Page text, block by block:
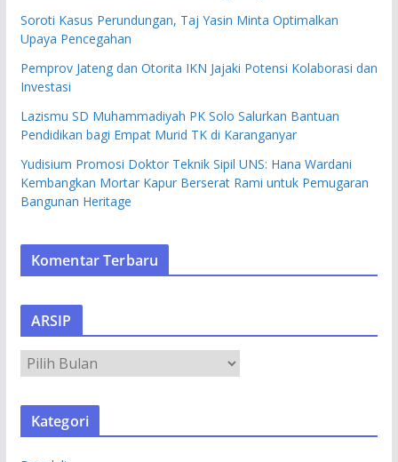
Soroti Kasus Perundungan, Taj Yasin Minta Optimalkan
Upaya Pencegahan
Pemprov Jateng dan Otorita IKN Jajaki Potensi Kolaborasi dan
Investasi
Lazismu SD Muhammadiyah PK Solo Salurkan Bantuan
Pendidikan bagi Empat Murid TK di Karanganyar
Yudisium Promosi Doktor Teknik Sipil UNS: Hana Wardani
Kembangkan Mortar Kapur Berserat Rami untuk Pemugaran
Bangunan Heritage
Komentar Terbaru
ARSIP
R
S
Kategori